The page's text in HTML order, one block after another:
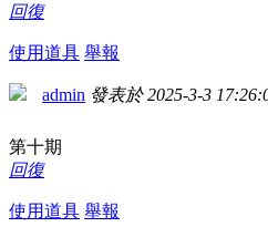
回復
使用道具 舉報
admin 發表於 2025-3-3
第十期
回復
使用道具 舉報